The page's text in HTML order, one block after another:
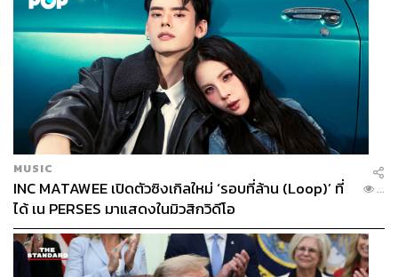
MUSIC
INC MATAWEE เปิดตัวซิงเกิลใหม่ ‘รอบที่ล้าน (Loop)’ ที่
ได้ เน PERSES มาแสดงในมิวสิกวิดีโอ
...